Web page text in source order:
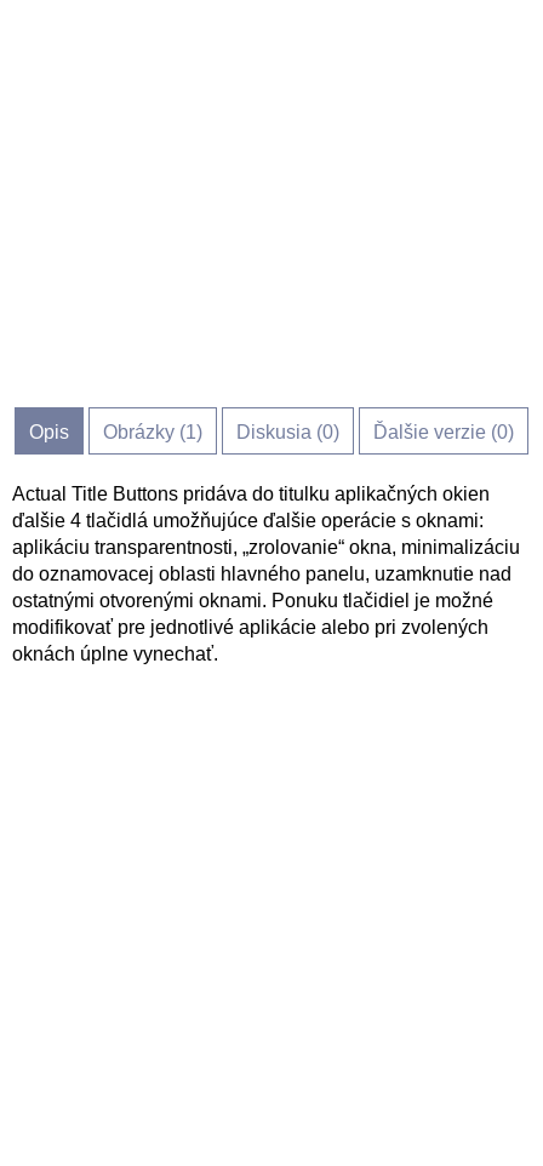
Opis Obrázky (1) Diskusia (0) Ďalšie verzie (0)
Actual Title Buttons pridáva do titulku aplikačných okien
ďalšie 4 tlačidlá umožňujúce ďalšie operácie s oknami:
aplikáciu transparentnosti, „zrolovanie“ okna, minimalizáciu
do oznamovacej oblasti hlavného panelu, uzamknutie nad
ostatnými otvorenými oknami. Ponuku tlačidiel je možné
modifikovať pre jednotlivé aplikácie alebo pri zvolených
oknách úplne vynechať.